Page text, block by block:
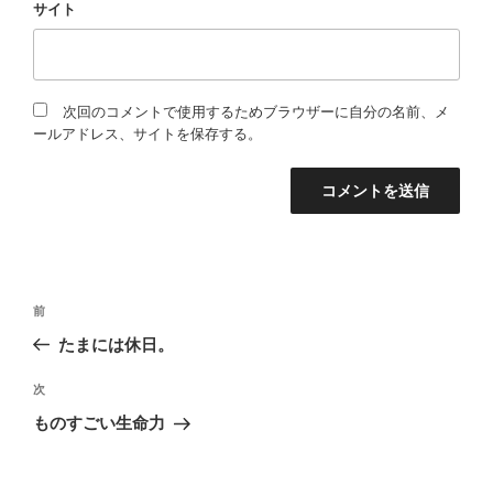
サイト
次回のコメントで使用するためブラウザーに自分の名前、メ
ールアドレス、サイトを保存する。
投
ビ
ゲ
過
の
稿
前
たまには休日。
次
投
次
ものすごい生命力